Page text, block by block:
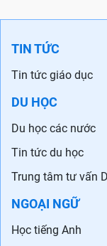
TIN TỨC
Tin tức giáo dục
DU HỌC
Du học các nước
Tin tức du học
Trung tâm tư vấn
NGOẠI NGỮ
Học tiếng Anh